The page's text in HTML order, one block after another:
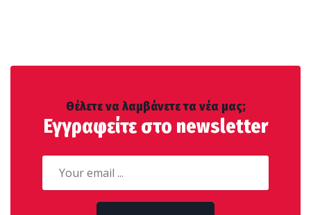
Θέλετε να λαμβάνετε τα νέα μας;
Εγγραφείτε στο newsletter